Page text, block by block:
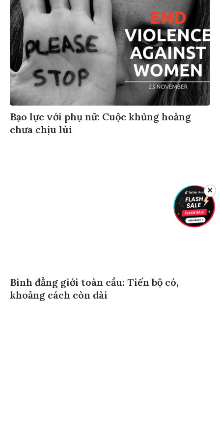
Bạo lực với phụ nữ: Cuộc khủng hoảng
chưa chịu lùi
Bình đẳng giới toàn cầu: Tiến bộ có,
khoảng cách còn dài
✕